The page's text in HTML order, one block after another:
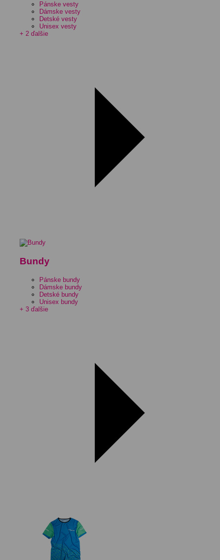
Pánske vesty
Dámske vesty
Detské vesty
Unisex vesty
+ 2 ďalšie
Bundy
Pánske bundy
Dámske bundy
Detské bundy
Unisex bundy
+ 3 ďalšie